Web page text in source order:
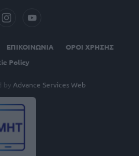
ΕΠΙΚΟΙΝΩΝΙΑ
ΟΡΟΙ ΧΡΗΣΗΣ
Policy
by Advance Services Web